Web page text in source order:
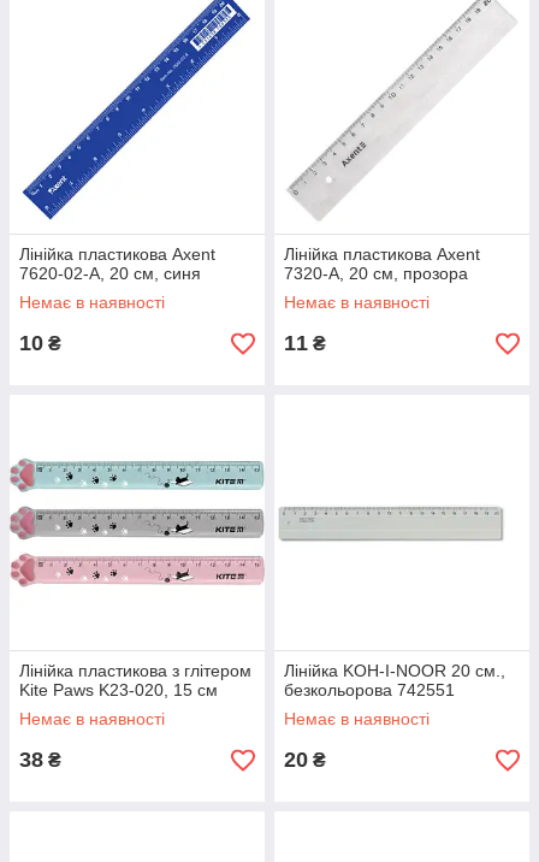
Лінійка пластикова Axent
7620-02-A, 20 см, синя
Немає в наявності
10 ₴
Лінійка пластикова Axent
7320-A, 20 см, прозора
Немає в наявності
11 ₴
Лінійка пластикова з глітером
Kite Paws K23-020, 15 см
Немає в наявності
38 ₴
Лінійка KOH-I-NOOR 20 см.,
безкольорова 742551
Немає в наявності
20 ₴